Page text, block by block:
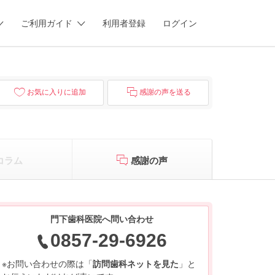
ご利用ガイド 利用者登録 ログイン
お気に入りに追加 感謝の声を送る
ラム 感謝の声
門下歯科医院へ問い合わせ
0857-29-6926
※お問い合わせの際は「訪問歯科ネットを見た 」と